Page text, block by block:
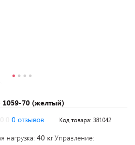
1059-70 (желтый)
0 отзывов Код товара: 381042
нагрузка: 40 кгУправление: